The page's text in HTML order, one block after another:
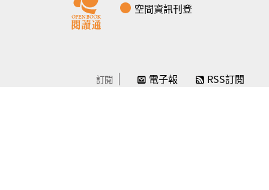
空間資訊刊登
訂閱 電子報 RSS訂閱